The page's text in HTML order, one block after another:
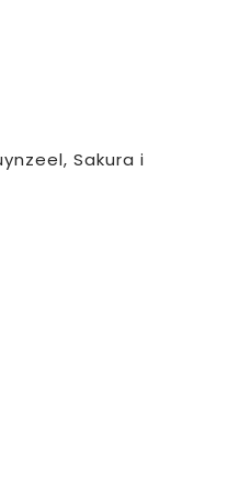
Sakura i